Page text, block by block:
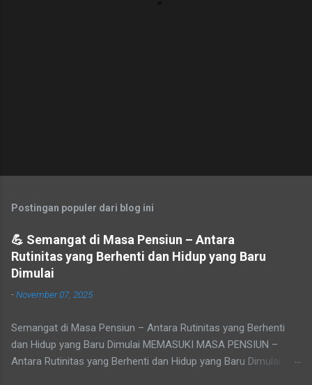
Postingan populer dari blog ini
💪 Semangat di Masa Pensiun – Antara
Rutinitas yang Berhenti dan Hidup yang Baru
Dimulai
-November 07, 2025
Semangat di Masa Pensiun – Antara Rutinitas yang Berhenti
dan Hidup yang Baru Dimulai MEMASUKI MASA PENSIUN –
Antara Rutinitas yang Berhenti dan Hidup yang Baru Dimulai